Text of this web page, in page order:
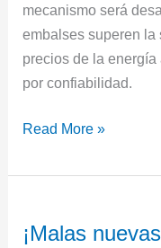
mecanismo será
embalses superen la
precios de la
por confiabilidad.
Read More »
¡Malas
nuevas!